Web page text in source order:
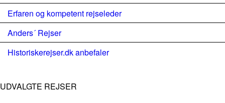
Erfaren og kompetent rejseleder
Anders´ Rejser
Historiskerejser.dk anbefaler
UDVALGTE REJSER